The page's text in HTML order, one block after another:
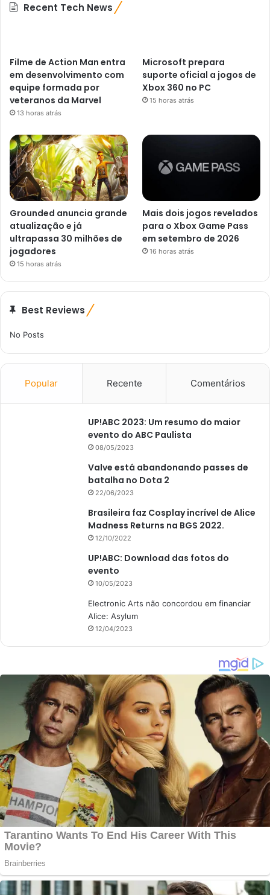
Recent Tech News
Filme de Action Man entra
em desenvolvimento com
equipe formada por
veteranos da Marvel
13 horas atrás
Microsoft prepara
suporte oficial a jogos de
Xbox 360 no PC
15 horas atrás
Grounded anuncia grande
atualização e já
ultrapassa 30 milhões de
jogadores
15 horas atrás
Mais dois jogos revelados
para o Xbox Game Pass
em setembro de 2026
16 horas atrás
Best Reviews
No Posts
Popular Recente Comentários
UP!ABC 2023: Um resumo do maior
evento do ABC Paulista
08/05/2023
Valve está abandonando passes de
batalha no Dota 2
22/06/2023
Brasileira faz Cosplay incrível de Alice
Madness Returns na BGS 2022.
12/10/2022
UP!ABC: Download das fotos do
evento
10/05/2023
Electronic Arts não concordou em financiar
Alice: Asylum
12/04/2023